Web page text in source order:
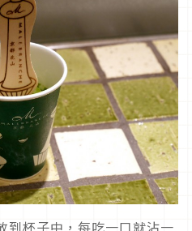
到杯子中，每吃一口就沾一